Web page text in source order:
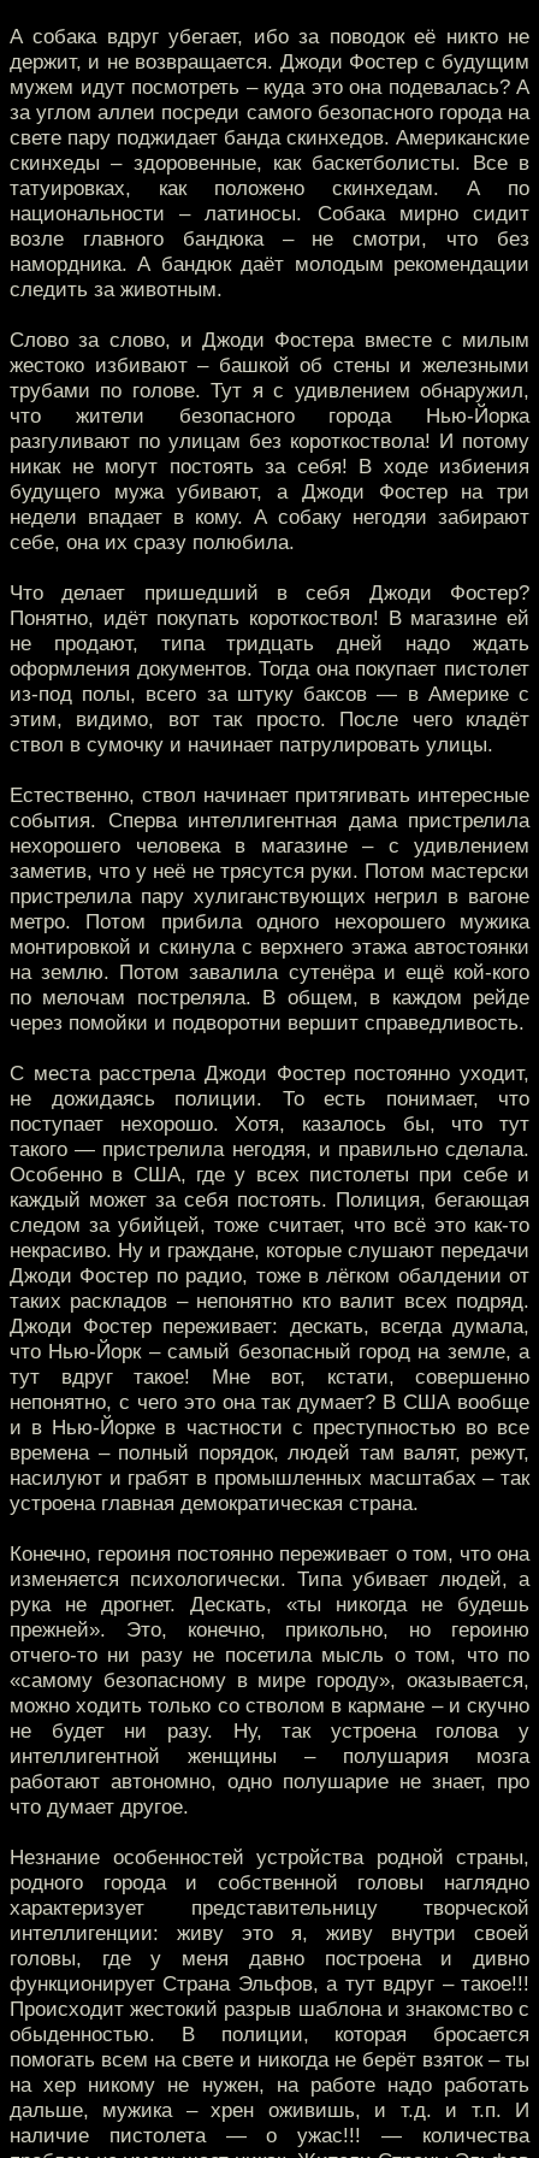
А собака вдруг убегает, ибо за поводок её никто не
держит, и не возвращается. Джоди Фостер с будущим
мужем идут посмотреть – куда это она подевалась? А
за углом аллеи посреди самого безопасного города на
свете пару поджидает банда скинхедов. Американские
скинхеды – здоровенные, как баскетболисты. Все в
татуировках, как положено скинхедам. А по
национальности – латиносы. Собака мирно сидит
возле главного бандюка – не смотри, что без
намордника. А бандюк даёт молодым рекомендации
следить за животным.
Слово за слово, и Джоди Фостера вместе с милым
жестоко избивают – башкой об стены и железными
трубами по голове. Тут я с удивлением обнаружил,
что жители безопасного города Нью-Йорка
разгуливают по улицам без короткоствола! И потому
никак не могут постоять за себя! В ходе избиения
будущего мужа убивают, а Джоди Фостер на три
недели впадает в кому. А собаку негодяи забирают
себе, она их сразу полюбила.
Что делает пришедший в себя Джоди Фостер?
Понятно, идёт покупать короткоствол! В магазине ей
не продают, типа тридцать дней надо ждать
оформления документов. Тогда она покупает пистолет
из-под полы, всего за штуку баксов — в Америке с
этим, видимо, вот так просто. После чего кладёт
ствол в сумочку и начинает патрулировать улицы.
Естественно, ствол начинает притягивать интересные
события. Сперва интеллигентная дама пристрелила
нехорошего человека в магазине – с удивлением
заметив, что у неё не трясутся руки. Потом мастерски
пристрелила пару хулиганствующих негрил в вагоне
метро. Потом прибила одного нехорошего мужика
монтировкой и скинула с верхнего этажа автостоянки
на землю. Потом завалила сутенёра и ещё кой-кого
по мелочам постреляла. В общем, в каждом рейде
через помойки и подворотни вершит справедливость.
С места расстрела Джоди Фостер постоянно уходит,
не дожидаясь полиции. То есть понимает, что
поступает нехорошо. Хотя, казалось бы, что тут
такого — пристрелила негодяя, и правильно сделала.
Особенно в США, где у всех пистолеты при себе и
каждый может за себя постоять. Полиция, бегающая
следом за убийцей, тоже считает, что всё это как-то
некрасиво. Ну и граждане, которые слушают передачи
Джоди Фостер по радио, тоже в лёгком обалдении от
таких раскладов – непонятно кто валит всех подряд.
Джоди Фостер переживает: дескать, всегда думала,
что Нью-Йорк – самый безопасный город на земле, а
тут вдруг такое! Мне вот, кстати, совершенно
непонятно, с чего это она так думает? В США вообще
и в Нью-Йорке в частности с преступностью во все
времена – полный порядок, людей там валят, режут,
насилуют и грабят в промышленных масштабах – так
устроена главная демократическая страна.
Конечно, героиня постоянно переживает о том, что она
изменяется психологически. Типа убивает людей, а
рука не дрогнет. Дескать, «ты никогда не будешь
прежней». Это, конечно, прикольно, но героиню
отчего-то ни разу не посетила мысль о том, что по
«самому безопасному в мире городу», оказывается,
можно ходить только со стволом в кармане – и скучно
не будет ни разу. Ну, так устроена голова у
интеллигентной женщины – полушария мозга
работают автономно, одно полушарие не знает, про
что думает другое.
Незнание особенностей устройства родной страны,
родного города и собственной головы наглядно
характеризует представительницу творческой
интеллигенции: живу это я, живу внутри своей
головы, где у меня давно построена и дивно
функционирует Страна Эльфов, а тут вдруг – такое!!!
Происходит жестокий разрыв шаблона и знакомство с
обыденностью. В полиции, которая бросается
помогать всем на свете и никогда не берёт взяток – ты
на хер никому не нужен, на работе надо работать
дальше, мужика – хрен оживишь, и т.д. и т.п. И
наличие пистолета — о ужас!!! — количества